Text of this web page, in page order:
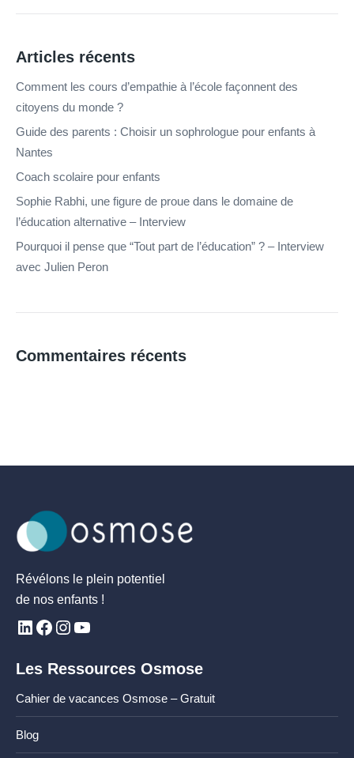
Articles récents
Comment les cours d’empathie à l’école façonnent des
citoyens du monde ?
Guide des parents : Choisir un sophrologue pour enfants à
Nantes
Coach scolaire pour enfants
Sophie Rabhi, une figure de proue dans le domaine de
l’éducation alternative – Interview
Pourquoi il pense que “Tout part de l’éducation” ? – Interview
avec Julien Peron
Commentaires récents
Révélons le plein potentiel
de nos enfants !
Les Ressources Osmose
Cahier de vacances Osmose – Gratuit
Blog